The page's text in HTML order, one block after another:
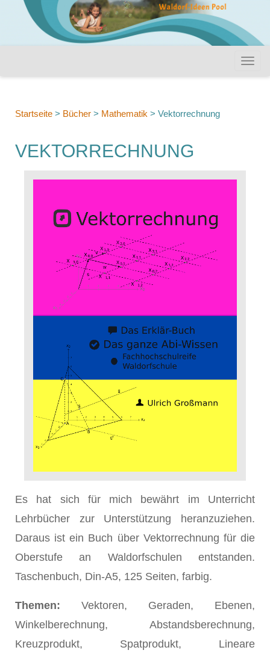
Startseite > Bücher > Mathematik > Vektorrechnung
VEKTORRECHNUNG
Es hat sich für mich bewährt im Unterricht
Lehrbücher zur Unterstützung heranzuziehen.
Daraus ist ein Buch über Vektorrechnung für die
Oberstufe an Waldorfschulen entstanden.
Taschenbuch, Din-A5, 125 Seiten, farbig.
Themen: Vektoren, Geraden, Ebenen,
Winkelberechnung, Abstandsberechnung,
Kreuzprodukt, Spatprodukt, Lineare